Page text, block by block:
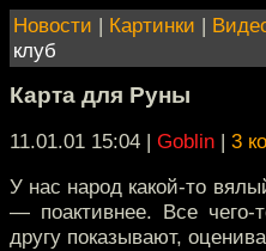
Новости | Картинки |
клуб
Карта для Руны
11.01.01 15:04 | Goblin | 3
У нас народ какой-то
— поактивнее. Все чего-
другу показывают,